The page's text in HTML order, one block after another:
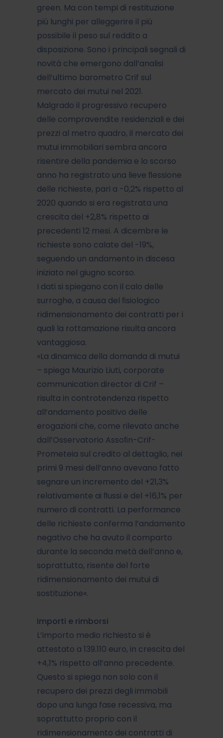
green. Ma con tempi di restituzione
più lunghi per alleggerire il più
possibile il peso sul reddito a
disposizione. Sono i principali segnali di
novità che emergono dall’analisi
dell’ultimo barometro Crif sul
mercato dei mutui nel 2021.
Malgrado il progressivo recupero
delle compravendite residenziali e dei
prezzi al metro quadro, il mercato dei
mutui immobiliari sembra ancora
risentire della pandemia e lo scorso
anno ha registrato una lieve ﬂessione
delle richieste, pari a -0,2% rispetto al
2020 quando si era registrata una
crescita del +2,8% rispetto ai
precedenti 12 mesi. A dicembre le
richieste sono calate del -19%,
seguendo un andamento in discesa
iniziato nel giugno scorso.
I dati si spiegano con il calo delle
surroghe, a causa del ﬁsiologico
ridimensionamento dei contratti per i
quali la rottamazione risulta ancora
vantaggiosa.
«La dinamica della domanda di mutui
– spiega Maurizio Liuti, corporate
communication director di Crif –
risulta in controtendenza rispetto
all’andamento positivo delle
erogazioni che, come rilevato anche
dall’Osservatorio Assoﬁn-Crif-
Prometeia sul credito al dettaglio, nei
primi 9 mesi dell’anno avevano fatto
segnare un incremento del +21,3%
relativamente ai ﬂussi e del +16,1% per
numero di contratti. La performance
delle richieste conferma l’andamento
negativo che ha avuto il comparto
durante la seconda metà dell’anno e,
soprattutto, risente del forte
ridimensionamento dei mutui di
sostituzione».
Importi e rimborsi
L’importo medio richiesto si è
attestato a 139.110 euro, in crescita del
+4,1% rispetto all’anno precedente.
Questo si spiega non solo con il
recupero dei prezzi degli immobili
dopo una lunga fase recessiva, ma
soprattutto proprio con il
ridimensionamento dei contratti di